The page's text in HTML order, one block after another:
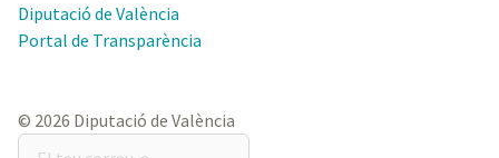
Diputació de València
Portal de Transparència
© 2026 Diputació de València
El